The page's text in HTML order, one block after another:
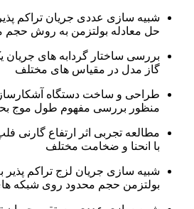
شبیه سازی عددی جریان تراکم پذیر
حل معادله بولتزمن به روش حجم
بررسی ساختار گردابه های جریان
گاز مدل در مقیاس های مختلف
طراحی و ساخت دستگاه آشکارساز
منظور بررسی مفهوم طول موج
مطالعه تجربی اثر ارتفاع گارنی
با انحنا و ضخامت مختلف
شبیه سازی جریان لزج تراکم
بولتزمن حجم محدود روی شبکه